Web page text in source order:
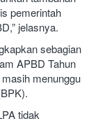
pemerintah
jelasnya.
sebagian
APBD Tahun
menunggu
tidak